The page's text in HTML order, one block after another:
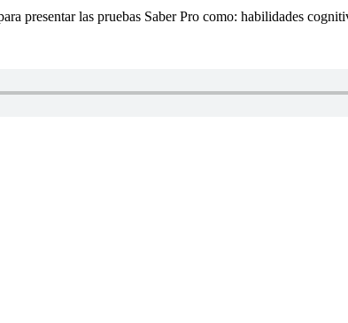
presentar las pruebas Saber Pro como: habilidades